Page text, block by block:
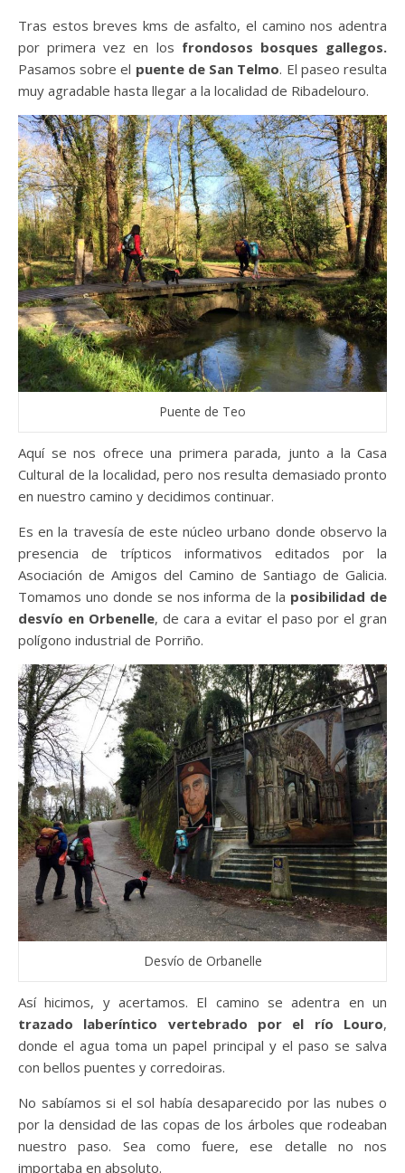
Tras estos breves kms de asfalto, el camino nos adentra
por primera vez en los frondosos bosques gallegos.
Pasamos sobre el puente de San Telmo. El paseo resulta
muy agradable hasta llegar a la localidad de Ribadelouro.
Puente de Teo
Aquí se nos ofrece una primera parada, junto a la Casa
Cultural de la localidad, pero nos resulta demasiado pronto
en nuestro camino y decidimos continuar.
Es en la travesía de este núcleo urbano donde observo la
presencia de trípticos informativos editados por la
Asociación de Amigos del Camino de Santiago de Galicia.
Tomamos uno donde se nos informa de la posibilidad de
desvío en Orbenelle, de cara a evitar el paso por el gran
polígono industrial de Porriño.
Desvío de Orbanelle
Así hicimos, y acertamos. El camino se adentra en un
trazado laberíntico vertebrado por el río Louro,
donde el agua toma un papel principal y el paso se salva
con bellos puentes y corredoiras.
No sabíamos si el sol había desaparecido por las nubes o
por la densidad de las copas de los árboles que rodeaban
nuestro paso. Sea como fuere, ese detalle no nos
importaba en absoluto.